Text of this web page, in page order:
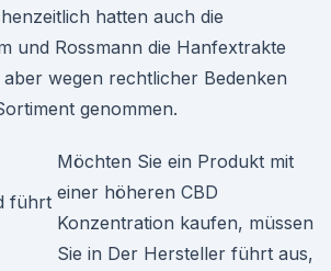
hatten auch die
und Rossmann die Hanfextrakte
wegen rechtlicher Bedenken
genommen.
Möchten Sie ein Produkt mit
einer höheren CBD
Konzentration kaufen, müssen
Sie in Der Hersteller führt aus,